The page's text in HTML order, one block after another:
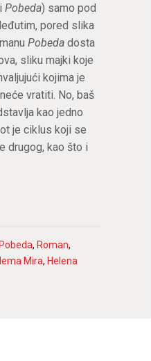
Pobeda) samo pod
pored slika
Pobedadosta
sliku majki koje
kojima je
vratiti. No, baš
kao jedno
je ciklus koji se
drugog, kao što i
Pobeda, Roman,
Mira, Helena
наш NEWSLETTER и
попуста на већ снижене
које су већ на специјалним акцијама